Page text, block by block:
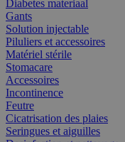
Diabetes materiaal
Gants
Solution injectable
Piluliers et accessoires
Matériel stérile
Stomacare
Accessoires
Incontinence
Feutre
Cicatrisation des plaies
Seringues et aiguilles